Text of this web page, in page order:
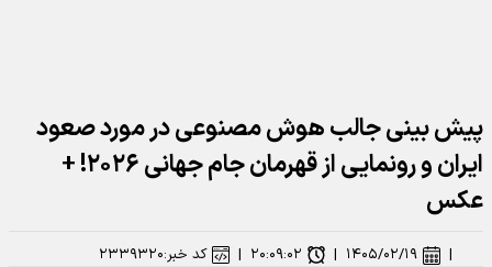
پیش بینی جالب هوش مصنوعی در مورد صعود
ایران و رونمایی از قهرمان جام جهانی ۲۰۲۶! +
عکس
| ۱۴۰۵/۰۲/۱۹ | ۲۰:۰۹:۰۲ | کد خبر:۲۳۳۹۳۲۰